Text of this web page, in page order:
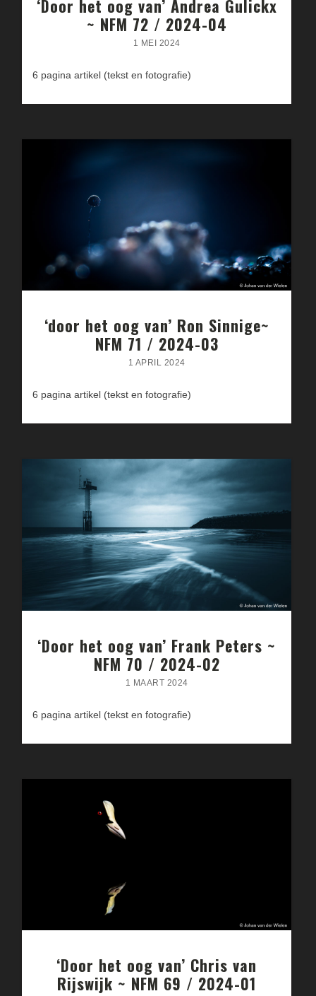
‘Door het oog van’ Andrea Gulickx
~ NFM 72 / 2024-04
1 MEI 2024
6 pagina artikel (tekst en fotografie)
‘door het oog van’ Ron Sinnige~
NFM 71 / 2024-03
1 APRIL 2024
6 pagina artikel (tekst en fotografie)
‘Door het oog van’ Frank Peters ~
NFM 70 / 2024-02
1 MAART 2024
6 pagina artikel (tekst en fotografie)
‘Door het oog van’ Chris van
Rijswijk ~ NFM 69 / 2024-01